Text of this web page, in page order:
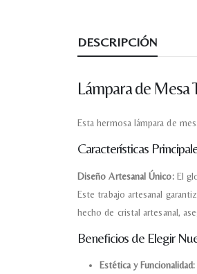
DESCRIPCIÓN
Lámpara de Mesa
Esta hermosa lámpara de
Características
Diseño Artesanal Único:El
Este trabajo artesanal
hecho de cristal artesanal,
Beneficios de Elegir
Estética y Funcionalidad: